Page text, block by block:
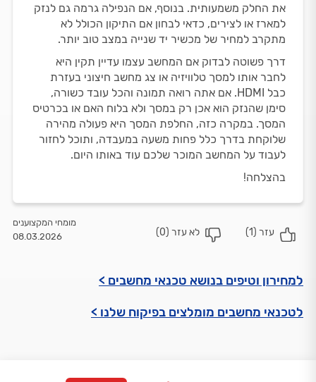
את החלק משמעותית. בנוסף, אם הנפילה גרמה גם לנזק
למארז או לצירים, כדאי לבחון אם התיקון הכולל לא
מתקרב למחיר של מכשיר יד שנייה במצב טוב יותר.
דרך פשוטה לבדוק אם המחשב עצמו עדיין תקין היא
לחבר אותו למסך טלוויזיה או צג מחשב חיצוני בעזרת
כבל HDMI. אם אתה רואה תמונה והכל עובד כשורה,
סימן שהנזק הוא אכן רק במסך ולא בלוח האם או בכרטיס
המסך. במקרה כזה, החלפת המסך היא פעולה מהירה
שלוקחת בדרך כלל פחות משעה במעבדה, ותוכל לחזור
לעבוד על המחשב המוכר שלכם עוד באותו היום.
בהצלחה!
1
)
0
)
מומחי המקצוענים
08.03.2026
למחירון וטיפים בנושא טכנאי מחשבים >
לטכנאי מחשבים מומלצים בפיקוח שלנו >